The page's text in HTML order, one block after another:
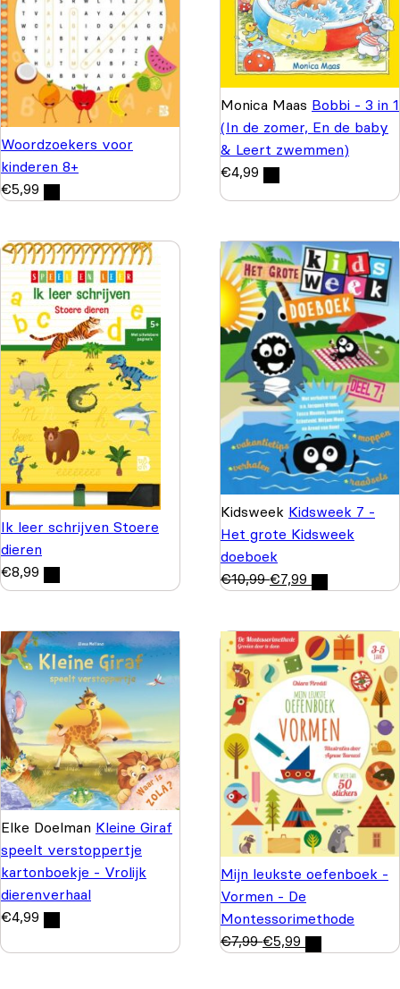
Woordzoekers voor
kinderen 8+
€5,99
Monica Maas Bobbi - 3 in 1
(In de zomer, En de baby
& Leert zwemmen)
€4,99
Ik leer schrijven Stoere
dieren
€8,99
Kidsweek Kidsweek 7 -
Het grote Kidsweek
doeboek
€10,99 €7,99
Elke Doelman Kleine Giraf
speelt verstoppertje
kartonboekje - Vrolijk
dierenverhaal
€4,99
Mijn leukste oefenboek -
Vormen - De
Montessorimethode
€7,99 €5,99